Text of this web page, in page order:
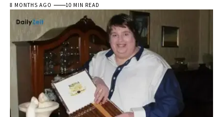
8 MONTHS AGO 10 MIN READ